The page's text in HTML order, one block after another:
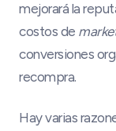
mejorará la
costos de
conversiones
recompra.
Hay varias